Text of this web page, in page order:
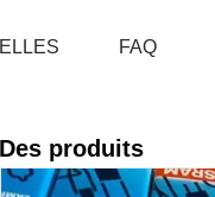
FAQ
Des produits